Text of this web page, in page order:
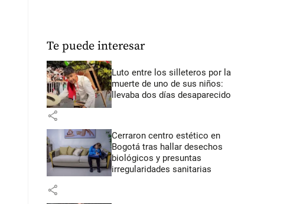
Te puede interesar
Luto entre los silleteros por la
muerte de uno de sus niños:
llevaba dos días desaparecido
share
Cerraron centro estético en
Bogotá tras hallar desechos
biológicos y presuntas
irregularidades sanitarias
share